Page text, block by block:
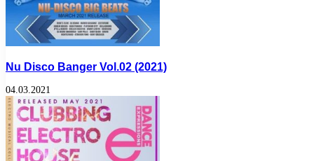
Nu Disco Banger Vol.02 (2021)
04.03.2021